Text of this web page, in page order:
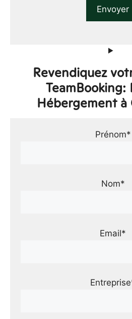
Revendiquez
TeamBooking:
Hébergement à
Prénom*
Nom*
Email*